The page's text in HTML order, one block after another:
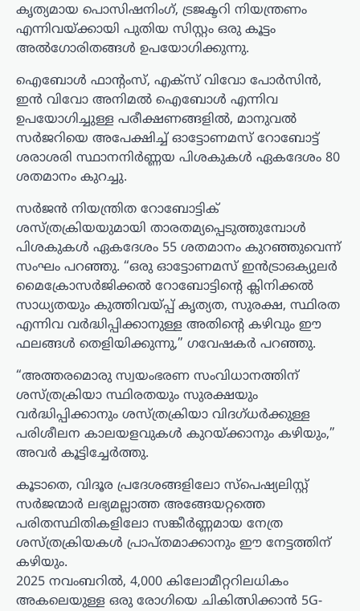
കൃത്യമായ പൊസിഷനിംഗ്, ട്രജക്ടറി നിയന്ത്രണം
എന്നിവയ്ക്കായി പുതിയ സിസ്റ്റം ഒരു കൂട്ടം
അൽഗോരിതങ്ങൾ ഉപയോഗിക്കുന്നു.
ഐബോൾ ഫാന്റംസ്, എക്സ് വിവോ പോർസിൻ,
ഇൻ വിവോ അനിമൽ ഐബോൾ എന്നിവ
ഉപയോഗിച്ചുള്ള പരീക്ഷണങ്ങളിൽ, മാനുവൽ
സർജറിയെ അപേക്ഷിച്ച് ഓട്ടോണമസ് റോബോട്ട്
ശരാശരി സ്ഥാനനിർണ്ണയ പിശകുകൾ ഏകദേശം 80
ശതമാനം കുറച്ചു.
സർജൻ നിയന്ത്രിത റോബോട്ടിക്
ശസ്ത്രക്രിയയുമായി താരതമ്യപ്പെടുത്തുമ്പോൾ
പിശകുകൾ ഏകദേശം 55 ശതമാനം കുറഞ്ഞുവെന്ന്
സംഘം പറഞ്ഞു. “ഒരു ഓട്ടോണമസ് ഇൻട്രാഒക്യുലർ
മൈക്രോസർജിക്കൽ റോബോട്ടിന്റെ ക്ലിനിക്കൽ
സാധ്യതയും കുത്തിവയ്പ്പ് കൃത്യത, സുരക്ഷ, സ്ഥിരത
എന്നിവ വർദ്ധിപ്പിക്കാനുള്ള അതിന്റെ കഴിവും ഈ
ഫലങ്ങൾ തെളിയിക്കുന്നു,” ഗവേഷകർ പറഞ്ഞു.
“അത്തരമൊരു സ്വയംഭരണ സംവിധാനത്തിന്
ശസ്ത്രക്രിയാ സ്ഥിരതയും സുരക്ഷയും
വർദ്ധിപ്പിക്കാനും ശസ്ത്രക്രിയാ വിദഗ്ധർക്കുള്ള
പരിശീലന കാലയളവുകൾ കുറയ്ക്കാനും കഴിയും,”
അവർ കൂട്ടിച്ചേർത്തു.
കൂടാതെ, വിദൂര പ്രദേശങ്ങളിലോ സ്പെഷ്യലിസ്റ്റ്
സർജന്മാർ ലഭ്യമല്ലാത്ത അങ്ങേയറ്റത്തെ
പരിതസ്ഥിതികളിലോ സങ്കീർണ്ണമായ നേത്ര
ശസ്ത്രക്രിയകൾ പ്രാപ്തമാക്കാനും ഈ നേട്ടത്തിന്
കഴിയും.
2025 നവംബറിൽ, 4,000 കിലോമീറ്ററിലധികം
അകലെയുള്ള ഒരു രോഗിയെ ചികിത്സിക്കാൻ 5G-